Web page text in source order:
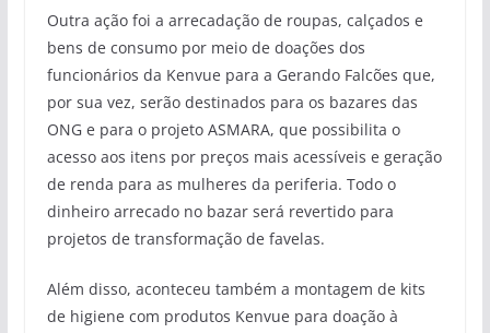
Outra ação foi a arrecadação de roupas, calçados e
bens de consumo por meio de doações dos
funcionários da Kenvue para a Gerando Falcões que,
por sua vez, serão destinados para os bazares das
ONG e para o projeto ASMARA, que possibilita o
acesso aos itens por preços mais acessíveis e geração
de renda para as mulheres da periferia. Todo o
dinheiro arrecado no bazar será revertido para
projetos de transformação de favelas.
Além disso, aconteceu também a montagem de kits
de higiene com produtos Kenvue para doação à